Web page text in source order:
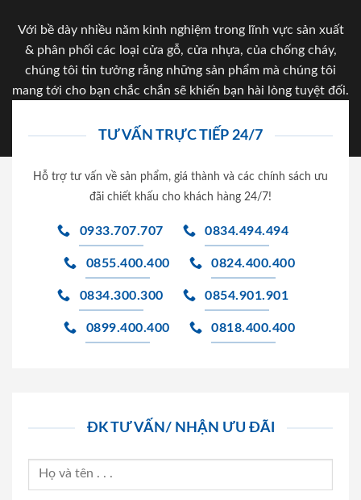
Với bề dày nhiều năm kinh nghiệm trong lĩnh vực sản xuất
& phân phối các loại cửa gỗ, cửa nhựa, của chống cháy,
chúng tôi tin tưởng rằng những sản phẩm mà chúng tôi
mang tới cho bạn chắc chắn sẽ khiến bạn hài lòng tuyệt đối.
TƯ VẤN TRỰC TIẾP 24/7
Hỗ trợ tư vấn về sản phẩm, giá thành và các chính sách ưu
đãi chiết khấu cho khách hàng 24/7!
0933.707.707 0834.494.494
0855.400.400 0824.400.400
0834.300.300 0854.901.901
0899.400.400 0818.400.400
ĐK TƯ VẤN/ NHẬN ƯU ĐÃI